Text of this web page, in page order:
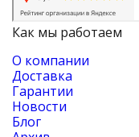
Как мы работаем
О компании
Доставка
Гарантии
Новости
Блог